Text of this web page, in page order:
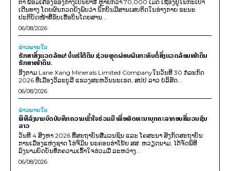
ຕາ ພ້ອມເຄື່ອງຂອງກາງເປັນຢາອີ ຫຼາຍກວ່າ 70,000 ເມັດ ເຊື່ອງຢູ່ໃນກະເປົາ
ເດີນທາງ ໂດຍຜົນກວດຍັງພົບວ່າ ນັກບິນມີສານເສບຕິດໃນຮ່າງກາຍ ຂະນະ
ປະຕິບັດໜ້າທີ່ຂັບເຮືອບິນໂດຍສານ...
06/08/2026
ຂ່າວພາຍ​ໃນ
ຮັກສາສິ່ງແວດລ້ອມ! ບໍ່ແຮ່ໃຕ້ດິນ ຊ່ວຍຫຼຸດຜ່ອນຜົນກະທົບຕໍ່ສິ່ງແວດລ້ອມໜ້າດິນ
ຮັກສາໜ້າດິນ.
ອີງຕາມ Lane Xang Minerals Limited Companyໃນວັນທີ 30 ກໍລະກົດ
2026 ທີ່ເມືອງວິລະບູລີ ແຂວງສະຫວັນນະເຂດ, ສປປ ລາວ ບໍລິສັດ...
06/08/2026
ຂ່າວພາຍ​ໃນ
ພິທີລົງນາມບົດບັນທຶກຄວາມເຂົ້າໃຈຮ່ວມມື ເພື່ອພັດທະນາບຸກຄະລາກອນສື່ມວນຊົນ
ລາວ
ວັນທີ 4 ສິງຫາ 2026 ທີ່ສະຖາບັນສື່ມວນຊົນ ແລະ ໂຄສະນາ ສັງກັດສະຖາບັນ
ການເມືອງແຫ່ງຊາດ ໂຮ່ຈິມິນ ນະຄອນຮ່າໂນ້ຍ ສສ. ຫວຽດນາມ, ໄດ້ຈັດພິທີ
ລົງນາມບົດບັນທຶກຄວາມເຂົ້າໃຈຮ່ວມມື ລະຫວ່າງ...
06/08/2026